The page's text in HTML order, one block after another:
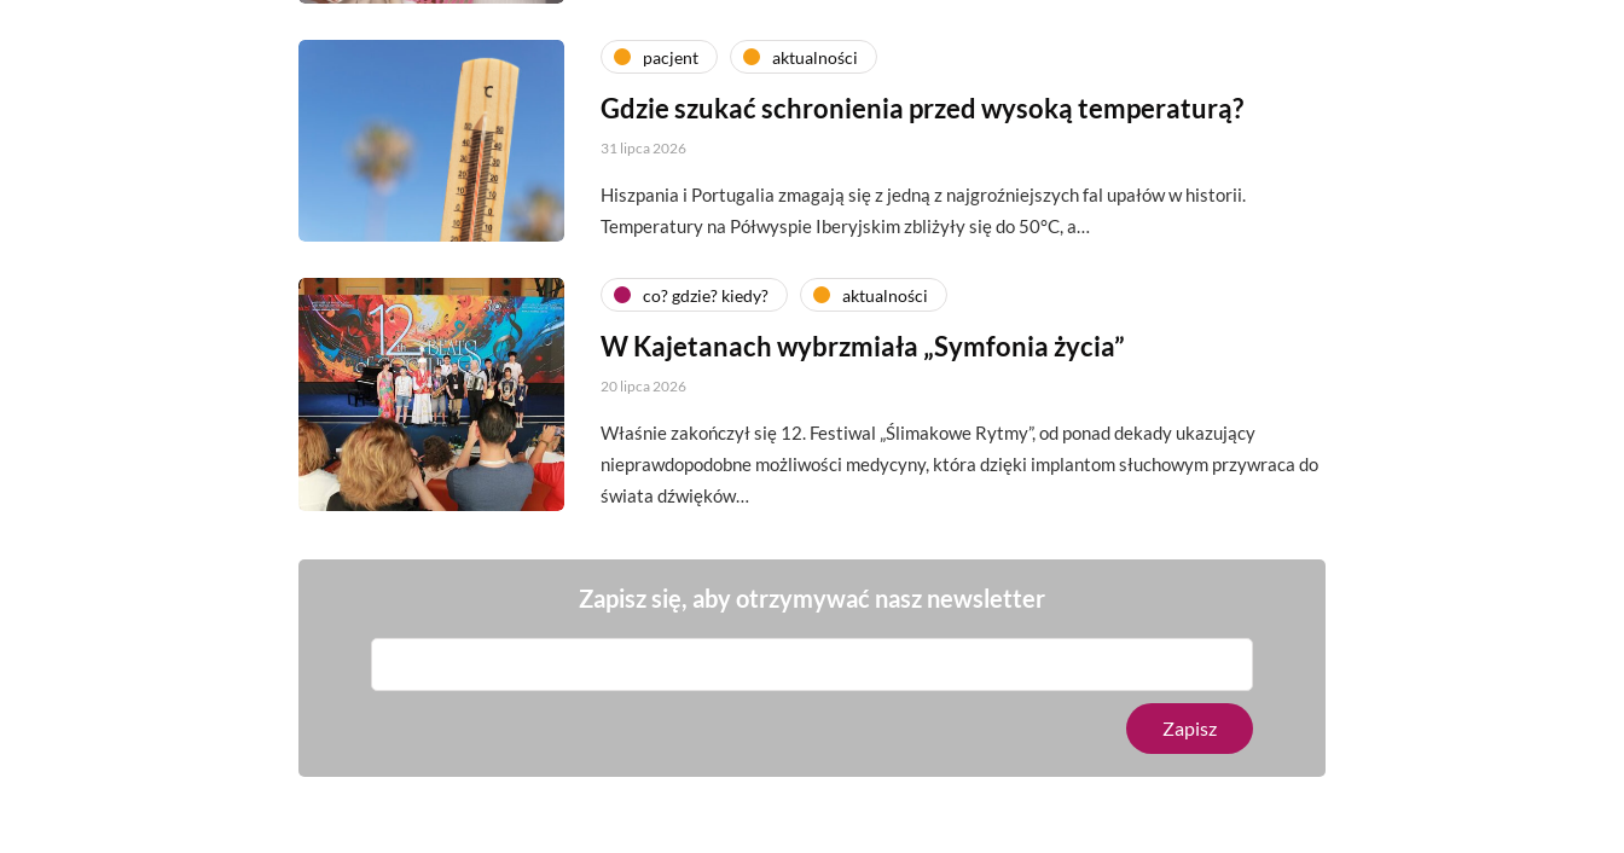
pacjent aktualności
Gdzie szukać schronienia przed wysoką temperaturą?
31 lipca 2026
Hiszpania i Portugalia zmagają się z jedną z najgroźniejszych fal upałów w historii.
Temperatury na Półwyspie Iberyjskim zbliżyły się do 50°C, a…
co? gdzie? kiedy? aktualności
W Kajetanach wybrzmiała „Symfonia życia”
20 lipca 2026
Właśnie zakończył się 12. Festiwal „Ślimakowe Rytmy”, od ponad dekady ukazujący
nieprawdopodobne możliwości medycyny, która dzięki implantom słuchowym przywraca do
świata dźwięków…
Zapisz się, aby otrzymywać nasz newsletter